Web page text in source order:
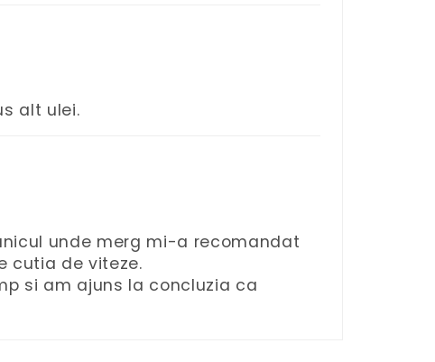
alt ulei.
unde merg mi-a recomandat
cutia de viteze.
si am ajuns la concluzia ca